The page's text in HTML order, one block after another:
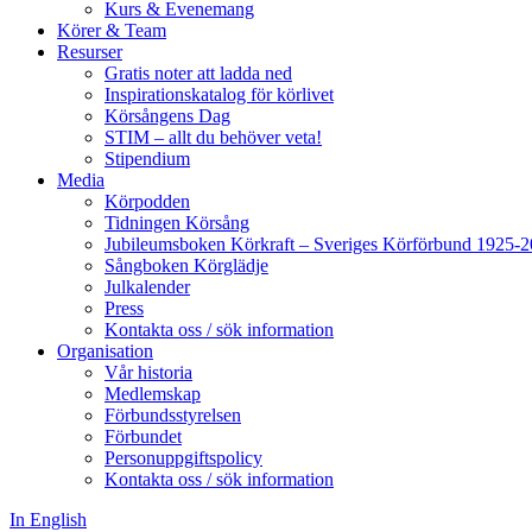
Kurs & Evenemang
Körer & Team
Resurser
Gratis noter att ladda ned
Inspirationskatalog för körlivet
Körsångens Dag
STIM – allt du behöver veta!
Stipendium
Media
Körpodden
Tidningen Körsång
Jubileumsboken Körkraft – Sveriges Körförbund 1925-
Sångboken Körglädje
Julkalender
Press
Kontakta oss / sök information
Organisation
Vår historia
Medlemskap
Förbundsstyrelsen
Förbundet
Personuppgiftspolicy
Kontakta oss / sök information
In English